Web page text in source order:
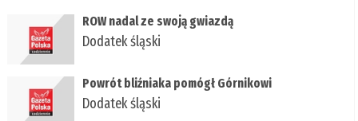
ROW nadal ze swoją gwiazdą
Dodatek śląski
Powrót bliźniaka pomógł Górnikowi
Dodatek śląski